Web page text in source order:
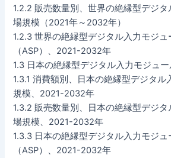
1.2.2 販売数量別、世界の絶縁型デジ
場規模（2021年～2032年）
1.2.3 世界の絶縁型デジタル入力モジ
（ASP）、2021-2032年
1.3 日本の絶縁型デジタル入力モジュ
1.3.1 消費額別、日本の絶縁型デジタル
規模、2021-2032年
1.3.2 販売数量別、日本の絶縁型デジ
場規模、2021-2032年
1.3.3 日本の絶縁型デジタル入力モジ
（ASP）、2021-2032年